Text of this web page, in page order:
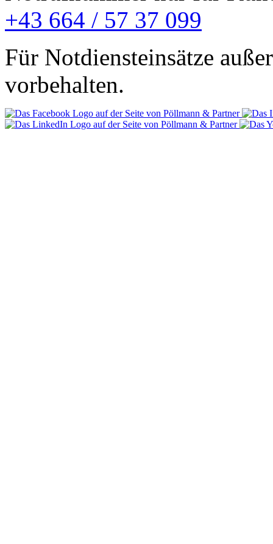
+43 664 / 57 37 099
Für Notdiensteinsätze
vorbehalten.